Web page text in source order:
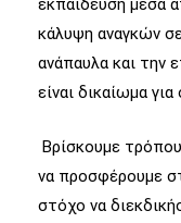
εκπαίδευση μέσα
κάλυψη αναγκών
ανάπαυλα και την
είναι δικαίωμα
Βρίσκουμε
να προσφέρουμε
στόχο να